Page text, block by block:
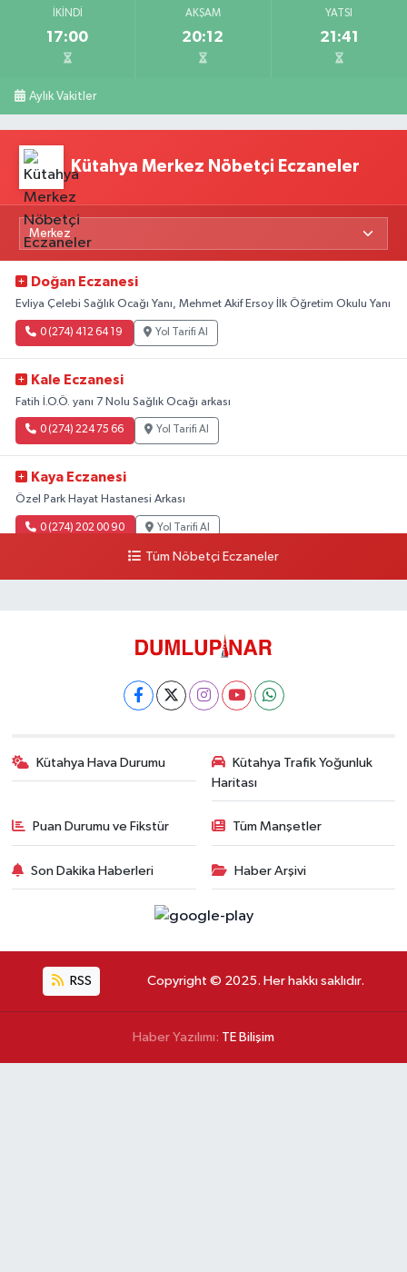
İKINDI
17:00
AKŞAM
20:12
YATSI
21:41
Aylık Vakitler
Kütahya Merkez Nöbetçi Eczaneler
Doğan Eczanesi
Evliya Çelebi Sağlık Ocağı Yanı, Mehmet Akif Ersoy İlk Öğretim Okulu Yanı
0 (274) 412 64 19 Yol Tarifi Al
Kale Eczanesi
Fatih İ.O.Ö. yanı 7 Nolu Sağlık Ocağı arkası
0 (274) 224 75 66 Yol Tarifi Al
Kaya Eczanesi
Özel Park Hayat Hastanesi Arkası
0 (274) 202 00 90 Yol Tarifi Al
Tüm Nöbetçi Eczaneler
Kütahya Hava Durumu
Kütahya Trafik Yoğunluk
Haritası
Puan Durumu ve Fikstür Tüm Manşetler
Son Dakika Haberleri Haber Arşivi
RSS Copyright © 2025. Her hakkı saklıdır.
Haber Yazılımı: TE Bilişim